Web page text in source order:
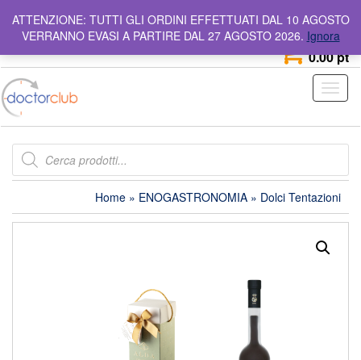
content
info@doctorclub.it Numero Verde 800 642 044
0
0.00 pt
Products
search
Home » ENOGASTRONOMIA » Dolci Tentazioni
ATTENZIONE: TUTTI GLI ORDINI EFFETTUATI DAL 10 AGOSTO
VERRANNO EVASI A PARTIRE DAL 27 AGOSTO 2026. Ignora